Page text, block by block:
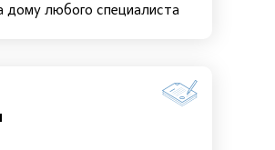
дому любого специалиста